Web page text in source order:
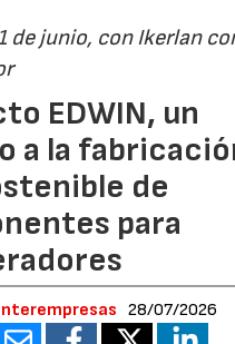
de junio, con Ikerlan
EDWIN, un
a la
de
para
28/07/2026